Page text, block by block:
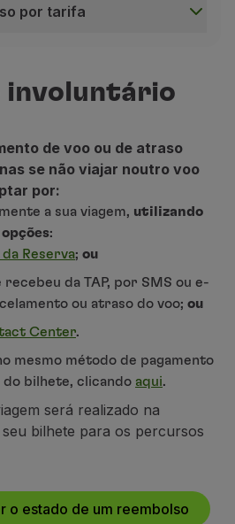
por tarifa
(2)
(exceto Marrocos)
ao valor da tarifa(1)
(2)
ao valor da tarifa (3)
do início da viagem. Ao valor
e volta, só é efetuado o
feitos através do Contact
do início da viagem. Ao valor
feitos através do Contact
involuntário
de voo ou de atraso
se não viajar noutro voo
por:
a sua viagem, utilizando
:
Reserva; ou
da TAP, por SMS ou e-
ou atraso do voo; ou
Center.
mesmo método de pagamento
bilhete, clicando aqui.
será realizado na
bilhete para os percursos
o estado de um reembolso